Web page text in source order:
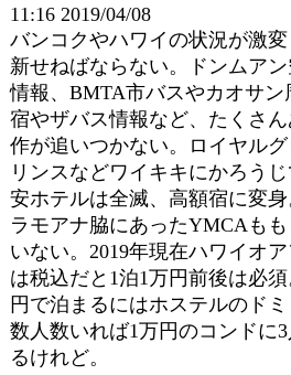
11:16 2019/04/08
バンコクやハワイの状況が激
新せねばならない。ドンムア
情報、BMTA市バスやカオサ
宿やザバス情報など、たくさ
作が追いつかない。ロイヤル
リンスなどワイキキにかろう
安ホテルは全滅、高額宿に変
ラモアナ脇にあったYMCAも
いない。2019年現在ハワイオ
は税込だと1泊1万円前後は必
円で泊まるにはホステルのド
数人数いれば1万円のコンドに
るけれど。